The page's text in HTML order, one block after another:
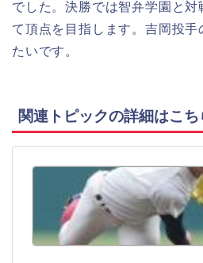
でした。決勝では智弁学園と対
て頂点を目指します。吉岡投手
たいです。
関連トピックの詳細はこち